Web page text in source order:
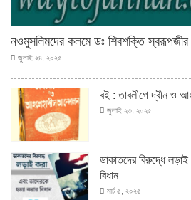
নওমুসলিমদের কলমে ডঃ শিবশক্তি স্বরূপজীর
জুলাই ২৪, ২০২৫
বই : তাবলীগে দ্বীন ও
জুলাই ২৩, ২০২৫
ডাকাতদের বিরুদ্ধে
বিধান
মার্চ ৫, ২০২৫